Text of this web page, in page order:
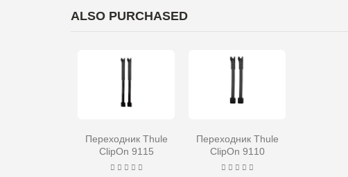
ALSO PURCHASED
Переходник Thule
ClipOn 9115
Переходник Thule
ClipOn 9110